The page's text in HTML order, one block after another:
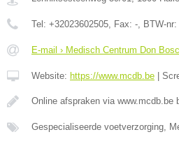
Tel: +32023602505, Fax: -, BTW-nr:
E-mail › Medisch Centrum Don
Website: https://www.mcdb.be
Online afspraken via www.mcdb.be
Gespecialiseerde voetverzorging,